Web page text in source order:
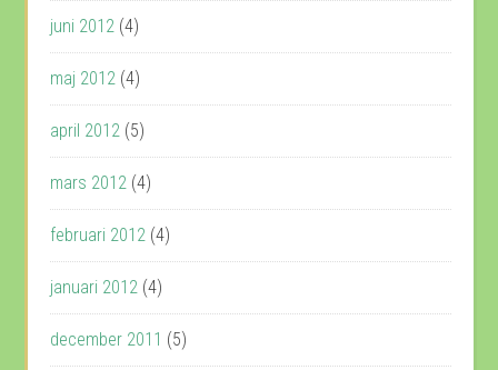
juni 2012 (4)
maj 2012 (4)
april 2012 (5)
mars 2012 (4)
februari 2012 (4)
januari 2012 (4)
december 2011 (5)